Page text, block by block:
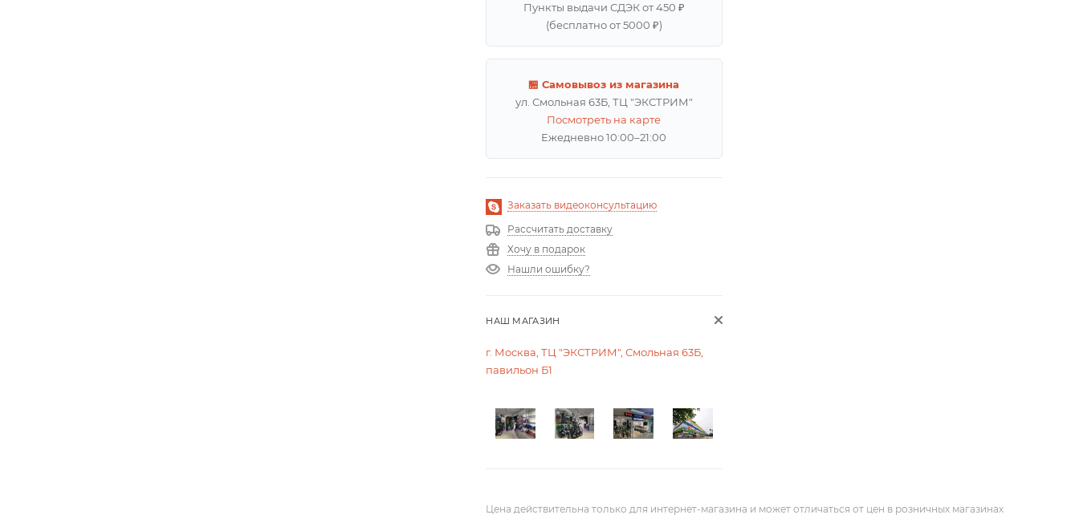
Пункты выдачи СДЭК от 450 ₽
(бесплатно от 5000 ₽)
🏪 Самовывоз из магазина
ул. Смольная 63Б, ТЦ "ЭКСТРИМ"
Посмотреть на карте
Ежедневно 10:00–21:00
Заказать видеоконсультацию
Рассчитать доставку
Хочу в подарок
Нашли ошибку?
НАШ МАГАЗИН
г. Москва, ТЦ "ЭКСТРИМ", Смольная 63Б,
павильон Б1
Цена действительна только для интернет-магазина и может отличаться от цен в розничных магазинах